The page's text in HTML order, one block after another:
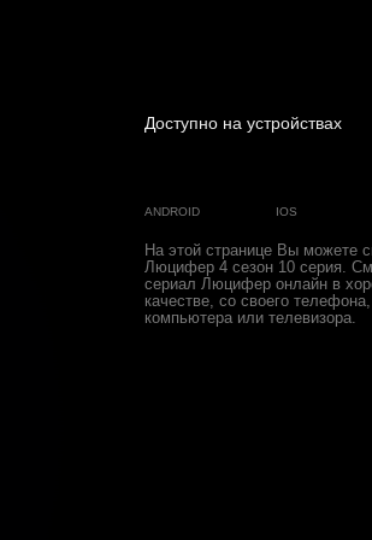
Доступно на устройствах
ANDROID IOS
На этой странице Вы можете
Люцифер 4 cезон 10 cерия.
сериал Люцифер онлайн в
качестве, со своего телефона,
компьютера или телевизора.